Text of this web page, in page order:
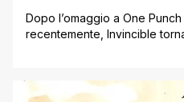
Dopo l’omaggio a One
recentemente, Invincible
Suzuki. La nuova copertina
e l’impostazione di una delle